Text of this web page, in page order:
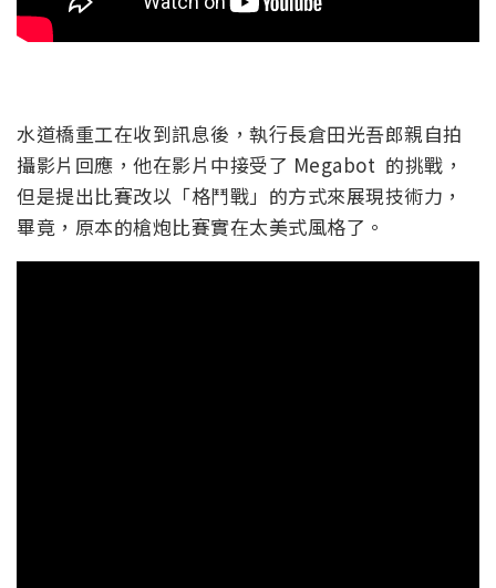
水道橋重工在收到訊息後，執行長倉田光吾郎親自拍
攝影片回應，他在影片中接受了 Megabot 的挑戰，
但是提出比賽改以「格鬥戰」的方式來展現技術力，
畢竟，原本的槍炮比賽實在太美式風格了。